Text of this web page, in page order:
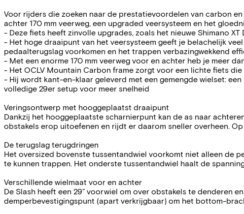
Voor rijders die zoeken naar de prestatievoordelen van carbon
achter 170 mm veerweg, een upgraded veersysteem en het
- Deze fiets heeft zinvolle upgrades, zoals het nieuwe Shimano
- Het hoge draaipunt van het veersysteem geeft je belachelijk
pedaalterugslag voorkomen en het trappen verbazingwekkend
- Met een enorme 170 mm veerweg voor en achter heb je meer
- Het OCLV Mountain Carbon frame zorgt voor een lichte fiets
- Hij wordt kant-en-klaar geleverd met een gemengde wielset:
volledige 29er setup voor meer snelheid
Veringsontwerp met hooggeplaatst draaipunt
Dankzij het hooggeplaatste scharnierpunt kan de as naar
obstakels erop uitoefenen en rijdt er daarom sneller overheen.
De terugslag terugdringen
Het oversized bovenste tussentandwiel voorkomt niet alleen de
te kunnen trappen. Het onderste tussentandwiel haalt de
Verschillende wielmaat voor en achter
De Slash heeft een 29” voorwiel om over obstakels te denderen
demperbevestigingspunt (apart verkrijgbaar) om het bottom-